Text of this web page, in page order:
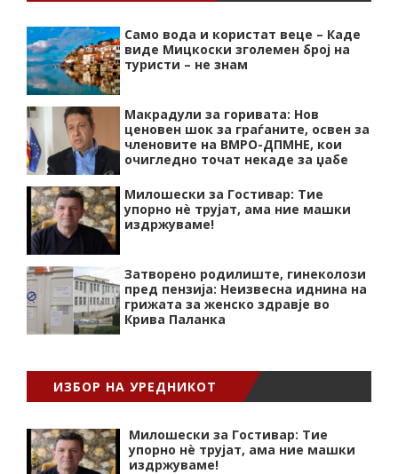
Само вода и користат веце – Каде
виде Мицкоски зголемен број на
туристи – не знам
Макрадули за горивата: Нов
ценовен шок за граѓаните, освен за
членовите на ВМРО-ДПМНЕ, кои
очигледно точат некаде за џабе
Милошески за Гостивар: Тие
упорно нѐ трујат, ама ние машки
издржуваме!
Затворено родилиште, гинеколози
пред пензија: Неизвесна иднина на
грижата за женско здравје во
Крива Паланка
ИЗБОР НА УРЕДНИКОТ
Милошески за Гостивар: Тие
упорно нѐ трујат, ама ние машки
издржуваме!